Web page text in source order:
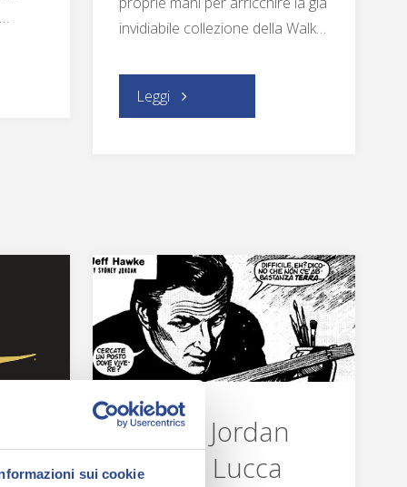
sui cookie
invidiabile collezione della Walk…
Leggi"Gallieno
Fame"
Sydney Jordan
arriva a Lucca